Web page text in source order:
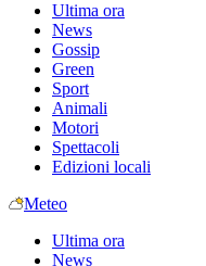
Ultima ora
News
Gossip
Green
Sport
Animali
Motori
Spettacoli
Edizioni locali
Meteo
Ultima ora
News